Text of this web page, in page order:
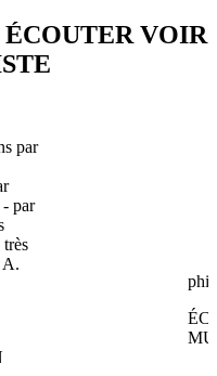
ÉCOUTER VOIR
par
par
A.